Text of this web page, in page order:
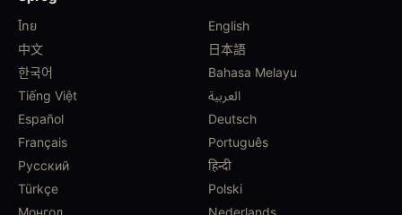
ไทย
English
中文
日本語
한국어
Bahasa Melayu
Tiếng Việt
العربية
Español
Deutsch
Français
Português
Русский
हिन्दी
Türkçe
Polski
Монгол
Nederlands